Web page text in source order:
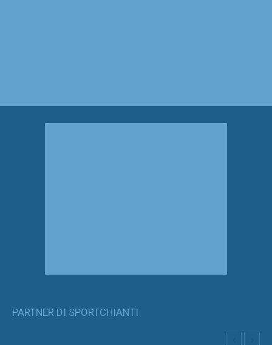
PARTNER DI SPORTCHIANTI